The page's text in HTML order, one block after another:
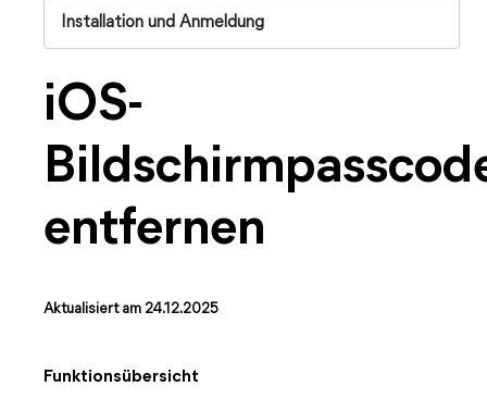
Installation und Anmeldung
iOS-
entfernen
Aktualisiert am 24.12.2025
Funktionsübersicht